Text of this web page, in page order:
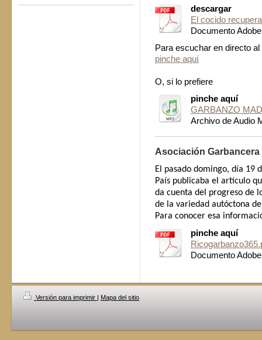
descargar
El cocido
Documento
Para escuchar en directo
pinche aquí
O, si lo prefiere
pinche aquí
GARBANZO
Archivo de Audio
Asociación
El pasado domingo, día 19
País publicaba el artículo
da cuenta del progreso de
de la variedad autóctona
Para conocer esa
pinche aquí
Documento
Versión para imprimir | Mapa del sitio